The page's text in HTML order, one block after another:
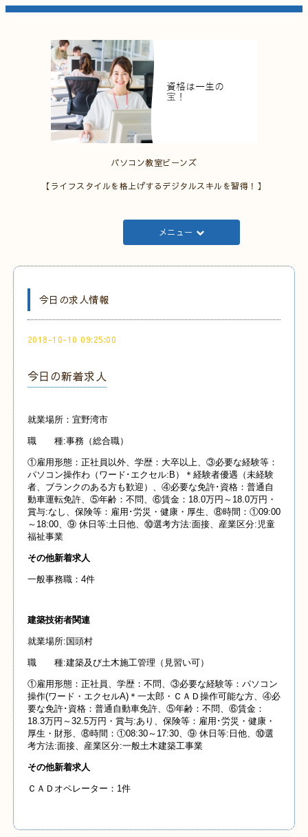
パソコン教室ビーンズ
【ライフスタイルを格上げするデジタルスキルを習得！】
メニュー
今日の求人情報
2018-10-10 09:25:00
今日の新着求人
就業場所：宜野湾市
職 種:事務（総合職）
①雇用形態：正社員以外、学歴：大卒以上、③必要な経験等：
パソコン操作わ（ワード･エクセル:B）＊経験者優遇（未経験
者、ブランクのある方も歓迎）、④必要な免許･資格：普通自
動車運転免許、⑤年齢：不問、⑥賃金：18.0万円～18.0万円・
賞与:なし、保険等：雇用･労災・健康・厚生、⑧時間：①09:00
～18:00、⑨ 休日等:土日他、⑩選考方法:面接、産業区分:児童
福祉事業
その他新着求人
一般事務職：4件
建築技術者関連
就業場所:国頭村
職 種:建築及び土木施工管理（見習い可）
①雇用形態：正社員、学歴：不問、③必要な経験等：パソコン
操作(ワード・エクセルA)＊一太郎・ＣＡＤ操作可能な方、④必
要な免許･資格：普通自動車免許、⑤年齢：不問、⑥賃金：
18.3万円～32.5万円・賞与:あり、保険等：雇用･労災・健康・
厚生・財形、⑧時間：①08:30～17:30、⑨ 休日等:日他、⑩選
考方法:面接、産業区分:一般土木建築工事業
その他新着求人
ＣＡＤオペレーター：1件